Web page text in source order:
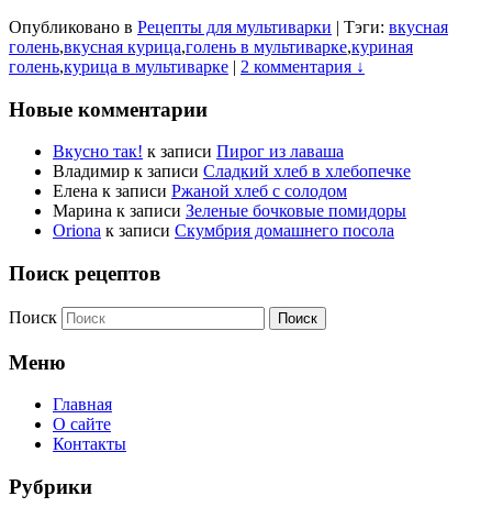
Опубликовано в Рецепты для мультиварки | Тэги: вкусная
голень,вкусная курица,голень в мультиварке,куриная
голень,курица в мультиварке | 2 комментария ↓
Новые комментарии
Вкусно так! к записи Пирог из лаваша
Владимир к записи Сладкий хлеб в хлебопечке
Елена к записи Ржаной хлеб с солодом
Марина к записи Зеленые бочковые помидоры
Oriona к записи Скумбрия домашнего посола
Поиск рецептов
Поиск
Меню
Главная
О сайте
Контакты
Рубрики